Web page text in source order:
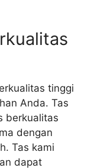
tinggi
Anda. Tas
berkualitas
dengan
Tas kami
dapat